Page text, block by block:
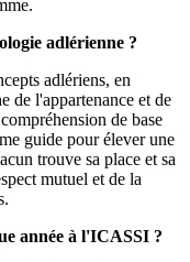
adlérienne ?
adlériens, en
de l'appartenance et de
de base
guide pour élever une
trouve sa place et sa
mutuel et de la
année à l'ICASSI ?